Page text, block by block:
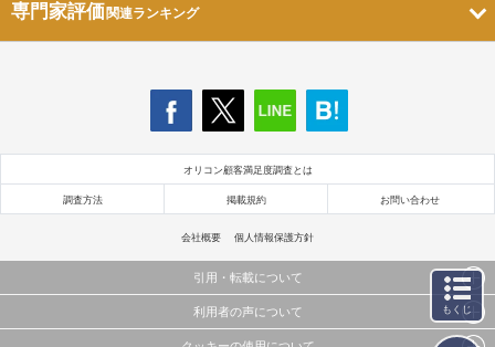
専門家評価関連ランキング
オリコン顧客満足度調査とは
調査方法 掲載規約 お問い合わせ
会社概要 個人情報保護方針
引用・転載について
当サイトで公開されている情報（文字、写真、イラスト、画像データ等）及びこれらの配置・
利用者の声について もくじ